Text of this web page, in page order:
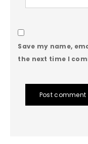
Save my name,
the next time I
Post comment